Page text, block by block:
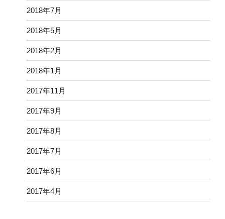
2018年7月
2018年5月
2018年2月
2018年1月
2017年11月
2017年9月
2017年8月
2017年7月
2017年6月
2017年4月